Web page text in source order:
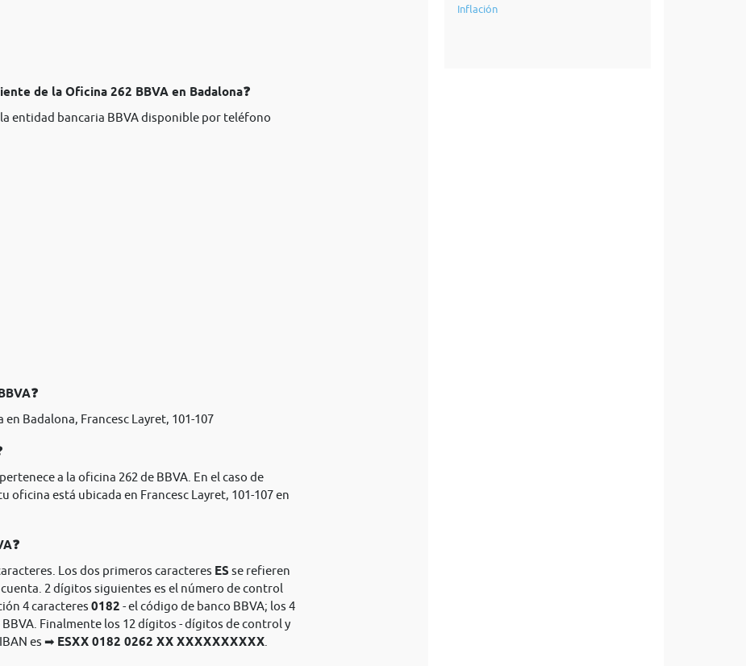
de la Oficina 262 BBVA en Badalona❓
entidad bancaria BBVA disponible por teléfono
Badalona, Francesc Layret, 101-107
a la oficina 262 de BBVA. En el caso de
oficina está ubicada en Francesc Layret, 101-107 en
Los dos primeros caracteres ES se refieren
2 dígitos siguientes es el número de control
4 caracteres 0182 - el código de banco BBVA; los 4
BBVA. Finalmente los 12 dígitos - dígitos de control y
es ➡ ESXX 0182 0262 XX XXXXXXXXXX
Inflación